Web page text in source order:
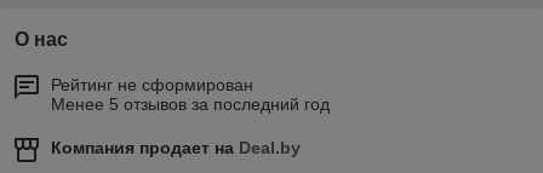
О нас
Рейтинг не сформирован
Менее 5 отзывов за последний год
Компания продает на Deal.by